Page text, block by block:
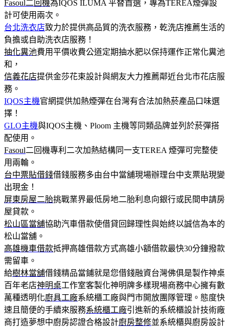
Fasoul二回機為IQOS ILUMA 平替首選，專為TEREA煙彈設
計可使用兩次。
台北洗衣店致力於提供高品質的洗衣服務，乾洗店推薦生活的
負擔或自助洗衣店服務！
抽化糞池費用平價收費公道定期抽水肥以保持運作正常化糞池
和，
信義花店提供金莎花束設計與網友大力推薦鄰近台北市花店服
務。
IQOS主機官網提供加熱煙彈在台灣有合法加熱菸產品口味選
擇！
GLO主機與IQOS主機、Ploom 主機等同類品牌並列於菸彈搭
配使用。
Fasoul二回機專利二次加熱結構同一支TEREA 煙彈可完整使
用兩輪。
台中票貼借錢借錢服務多由台中當舖現場辦理台中支票貼現變
出現金！
屏東房屋二胎挑戰業界最低房地二胎利息向銀行或民間申請房
屋貸款。
松山區當舖協助汽車借款使借貸回歸理性與始終以誠信為本的
松山當舖。
高雄機車借款抵押高雄借款方式高雄小額借款最快30分鐘撥款
需留車。
給樹林當舖借錢精品當鋪就是您借錢融資台灣佛俱是製作神桌
百年老店神明桌工作室客製化神明牌多樣現場商務中心擁有數
萬種透明化廚具工廠系統櫃工廠與門市開放團隊管理。態度快
速且簡便的手續來服務系統櫃工廠引進新的系統櫃設計技術廠
商打造夢想中廚房認證合格設計廚房整修並系統櫃與廚房設計